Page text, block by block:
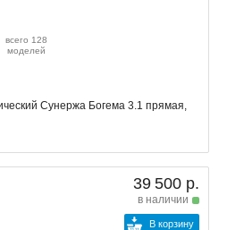
всего 128
моделей
Сунержа Богема 3.1 прямая,
39 500 р.
в наличии
В корзину